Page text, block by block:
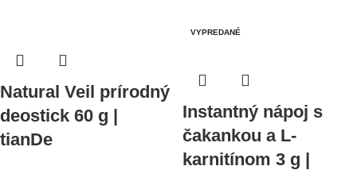
Natural Veil prírodný
deostick 60 g |
tianDe
VYPREDANÉ
Instantný nápoj s
čakankou a L-
karnitínom 3 g |